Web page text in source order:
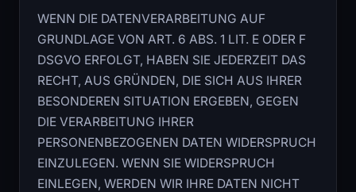
WENN DIE DATENVERARBEITUNG AUF
GRUNDLAGE VON ART. 6 ABS. 1 LIT. E ODER F
DSGVO ERFOLGT, HABEN SIE JEDERZEIT DAS
RECHT, AUS GRÜNDEN, DIE SICH AUS IHRER
BESONDEREN SITUATION ERGEBEN, GEGEN
DIE VERARBEITUNG IHRER
PERSONENBEZOGENEN DATEN WIDERSPRUCH
EINZULEGEN. WENN SIE WIDERSPRUCH
EINLEGEN, WERDEN WIR IHRE DATEN NICHT